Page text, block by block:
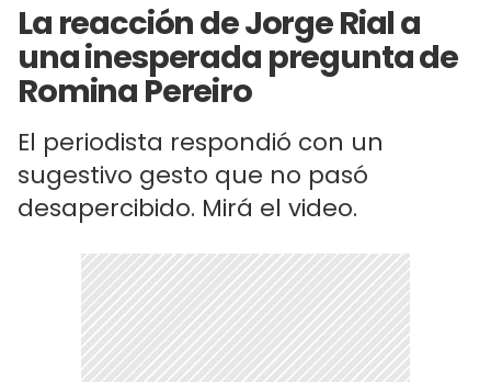
La reacción de Jorge Rial a
una inesperada pregunta de
Romina Pereiro
El periodista respondió con un
sugestivo gesto que no pasó
desapercibido. Mirá el video.